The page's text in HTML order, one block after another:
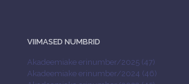
VIIMASED NUMBRID
Akadeemiake erinumber/2025 (47)
Akadeemiake erinumber/2024 (46)